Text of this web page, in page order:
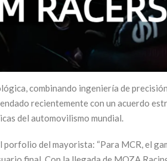
combinando ingeniería de
recientemente con un acuerdo
del automovilismo mundial.
del mayorista: “Para MCR, el